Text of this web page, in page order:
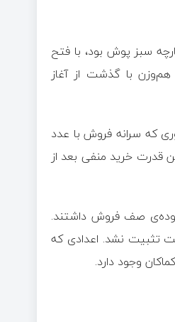
سبز پوش بود، با فتح
هم‌وزن با گذشت از آغاز
که سرانه فروش با عدد
سبقت گرفت و اولین قدرت خرید منفی بعد از
همچنان قدرت بیشتری نسبت به ۲۷۳ نماد در محدوده‌ی صف فروش داشتند.
ارزش صفوف خرید به مرز ۲۰ همت رسید، اما ارزش صفوف فروش ورای ۲.۵ همت تثبیت نشد. اعدادی که
وجود دارد.